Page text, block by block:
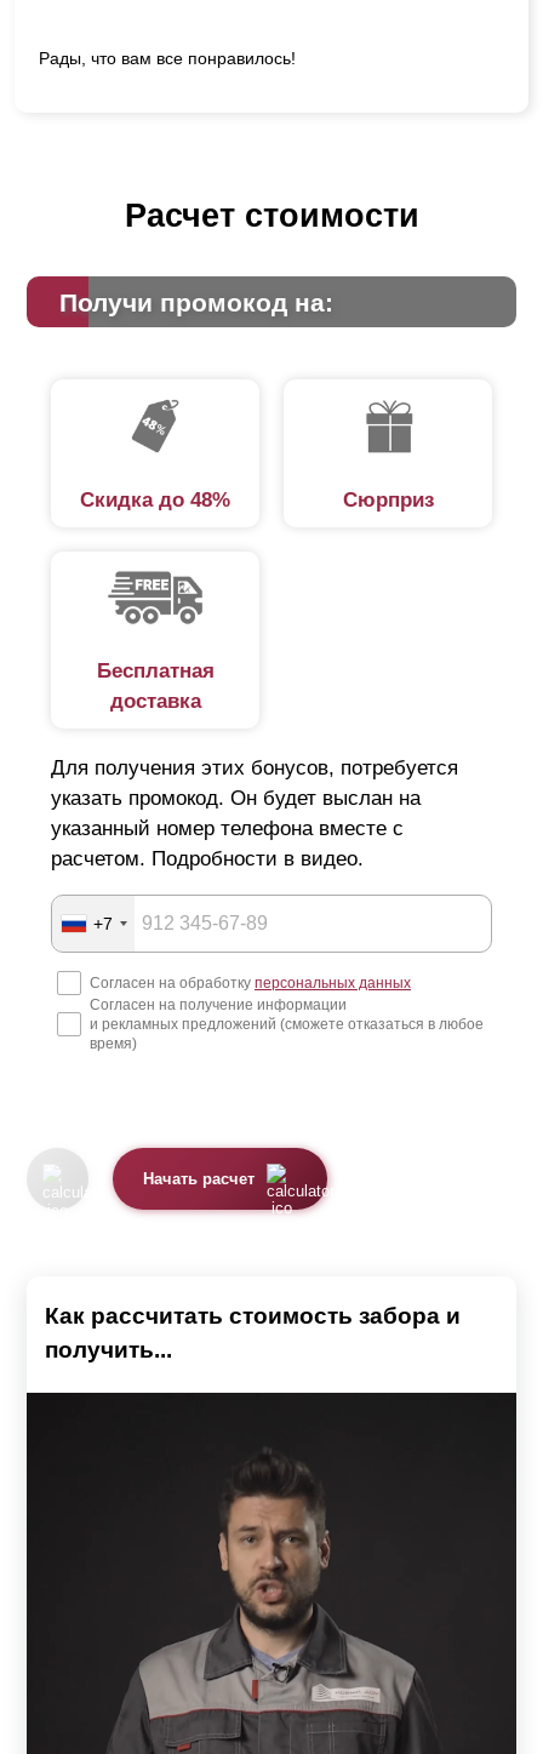
Рады, что вам все понравилось!
Расчет стоимости
Получи промокод на:
Скидка до 48% Сюрприз
Бесплатная
доставка
Для получения этих бонусов, потребуется
указать промокод. Он будет выслан на
указанный номер телефона вместе с
расчетом. Подробности в видео.
+7
Согласен на обработку персональных данных
Согласен на получение информации
и рекламных предложений (сможете отказаться в любое
время)
Начать расчет
Как рассчитать стоимость забора и
получить...